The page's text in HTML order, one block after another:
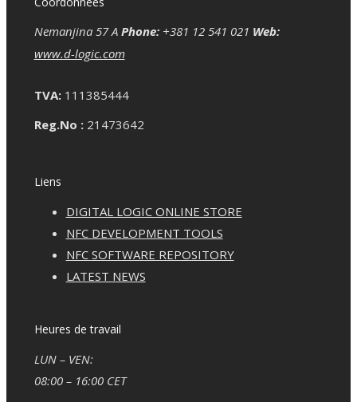
Nemanjina 57 A Phone:+381 12 541 021 Web:
www.d-logic.com
TVA:111385444
Reg.No :21473642
Liens
DIGITAL LOGIC ONLINE STORE
NFC DEVELOPMENT TOOLS
NFC SOFTWARE REPOSITORY
LATEST NEWS
Heures de travail
LUN – VEN:
08:00 – 16:00 CET